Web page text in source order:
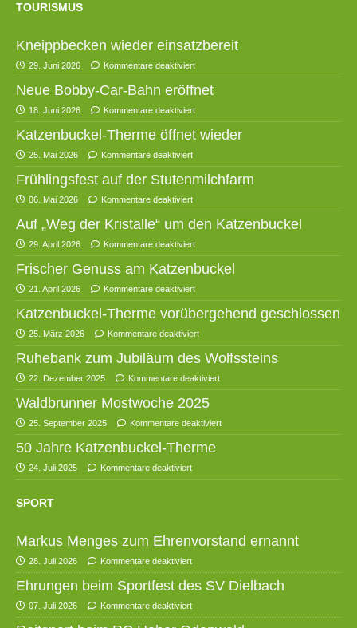
TOURISMUS
Kneippbecken wieder einsatzbereit
29. Juni 2026 Kommentare deaktiviert
Neue Bobby-Car-Bahn eröffnet
18. Juni 2026 Kommentare deaktiviert
Katzenbuckel-Therme öffnet wieder
25. Mai 2026 Kommentare deaktiviert
Frühlingsfest auf der Stutenmilchfarm
06. Mai 2026 Kommentare deaktiviert
Auf „Weg der Kristalle“ um den Katzenbuckel
29. April 2026 Kommentare deaktiviert
Frischer Genuss am Katzenbuckel
21. April 2026 Kommentare deaktiviert
Katzenbuckel-Therme vorübergehend geschlossen
25. März 2026 Kommentare deaktiviert
Ruhebank zum Jubiläum des Wolfssteins
22. Dezember 2025 Kommentare deaktiviert
Waldbrunner Mostwoche 2025
25. September 2025 Kommentare deaktiviert
50 Jahre Katzenbuckel-Therme
24. Juli 2025 Kommentare deaktiviert
SPORT
Markus Menges zum Ehrenvorstand ernannt
28. Juli 2026 Kommentare deaktiviert
Ehrungen beim Sportfest des SV Dielbach
07. Juli 2026 Kommentare deaktiviert